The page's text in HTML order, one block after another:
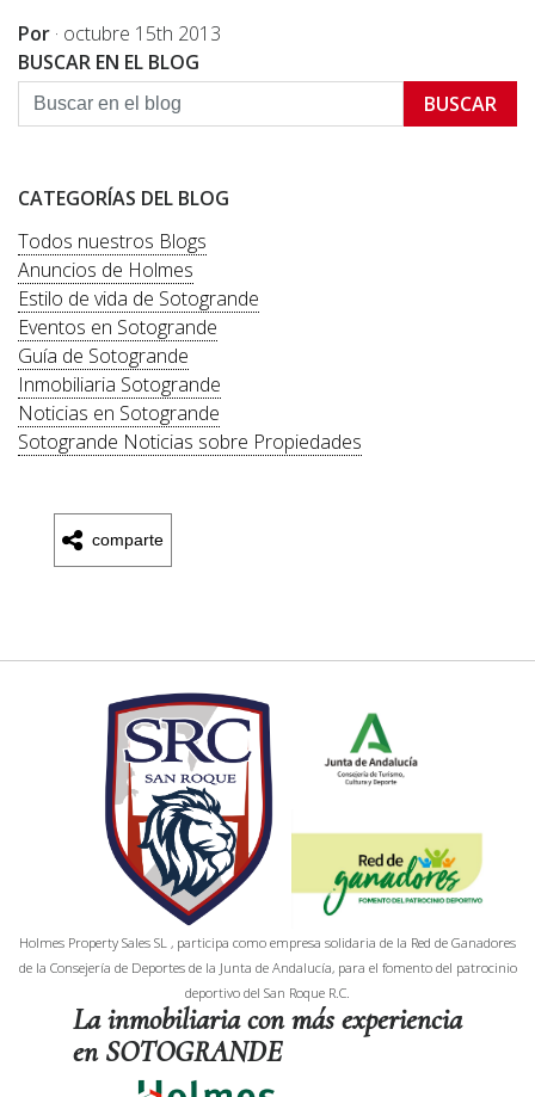
Por · octubre 15th 2013
BUSCAR EN EL BLOG
BUSCAR
CATEGORÍAS DEL BLOG
Todos nuestros Blogs
Anuncios de Holmes
Estilo de vida de Sotogrande
Eventos en Sotogrande
Guía de Sotogrande
Inmobiliaria Sotogrande
Noticias en Sotogrande
Sotogrande Noticias sobre Propiedades
comparte
La inmobiliaria con más experiencia
en SOTOGRANDE
Holmes Property Sales SL , participa como empresa solidaria de la Red de Ganadores
de la Consejería de Deportes de la Junta de Andalucía, para el fomento del patrocinio
deportivo del San Roque R.C.